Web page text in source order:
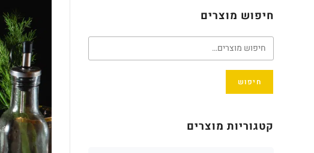
חיפוש מוצרים
חיפוש
קטגוריות מוצרים